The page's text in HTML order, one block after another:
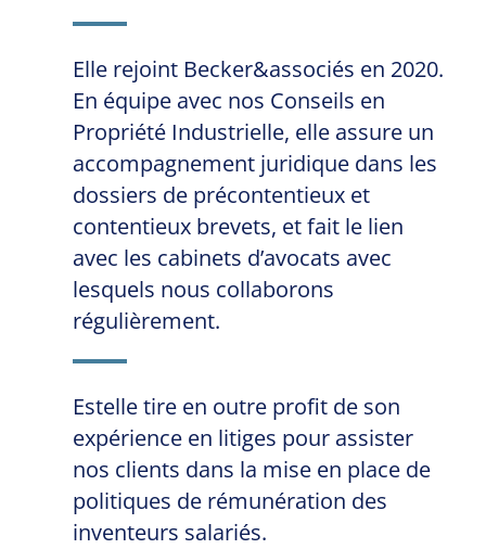
Elle rejoint Becker&associés en 2020.
En équipe avec nos Conseils en
Propriété Industrielle, elle assure un
accompagnement juridique dans les
dossiers de précontentieux et
contentieux brevets, et fait le lien
avec les cabinets d’avocats avec
lesquels nous collaborons
régulièrement.
Estelle tire en outre profit de son
expérience en litiges pour assister
nos clients dans la mise en place de
politiques de rémunération des
inventeurs salariés.